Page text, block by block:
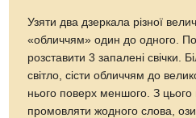
Узяти два дзеркала різної
«обличчям» один до одного.
розставити 3 запалені свічки.
світло, сісти обличчям до
нього поверх меншого. З
промовляти жодного слова,